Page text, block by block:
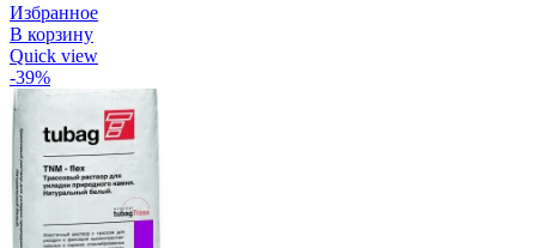
Избранное
В корзину
Quick view
-39%